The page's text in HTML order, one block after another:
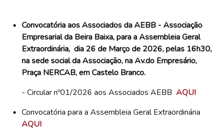
Convocatória aos Associados da AEBB - Associação
Empresarial da Beira Baixa, para a Assembleia Geral
Extraordinária, dia 26 de Março de 2026, pelas 16h30,
na sede social da Associação, na Av.do Empresário,
Praça NERCAB, emCastelo Branco.
- Circular nº01/2026 aos Associados AEBB AQUI
Convocatória para a Assembleia Geral Extraordinária
AQUI